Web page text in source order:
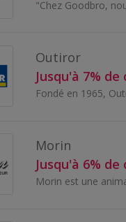
Outiror
Jusqu'à 7% de
Morin
Jusqu'à 6% de